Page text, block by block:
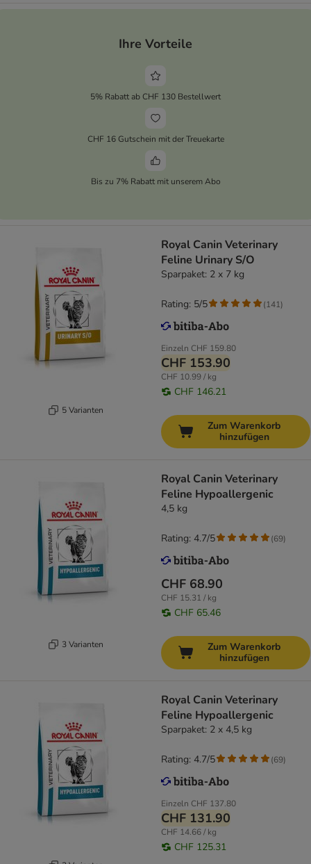
Ihre Vorteile
5% Rabatt ab CHF 130 Bestellwert
CHF 16 Gutschein mit der Treuekarte
Bis zu 7% Rabatt mit unserem Abo
5 Varianten
Royal Canin Veterinary
Feline Urinary S/O
Sparpaket: 2 x 7 kg
Einzeln CHF 159.80
CHF 153.90
CHF 10.99 / kg
CHF 146.21
Rating: 5/5 (141)
Zum Warenkorb
hinzufügen
3 Varianten
Royal Canin Veterinary
Feline Hypoallergenic
4,5 kg
CHF 68.90
CHF 15.31 / kg
CHF 65.46
Rating: 4.7/5 (69)
Zum Warenkorb
hinzufügen
Royal Canin Veterinary
Feline Hypoallergenic
Sparpaket: 2 x 4,5 kg
Einzeln CHF 137.80
CHF 131.90
CHF 14.66 / kg
CHF 125.31
Rating: 4.7/5 (69)